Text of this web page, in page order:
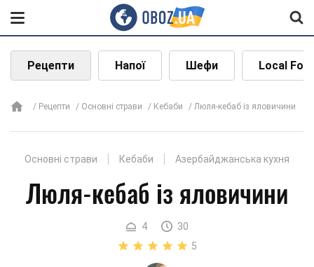
Рецепти Напої Шефи Local
Рецепти Основні страви Кебаби Люля-кебаб із яловичини
Основні страви Кебаби Азербайджанська кухня
Люля-кебаб із яловичини
4
30
5